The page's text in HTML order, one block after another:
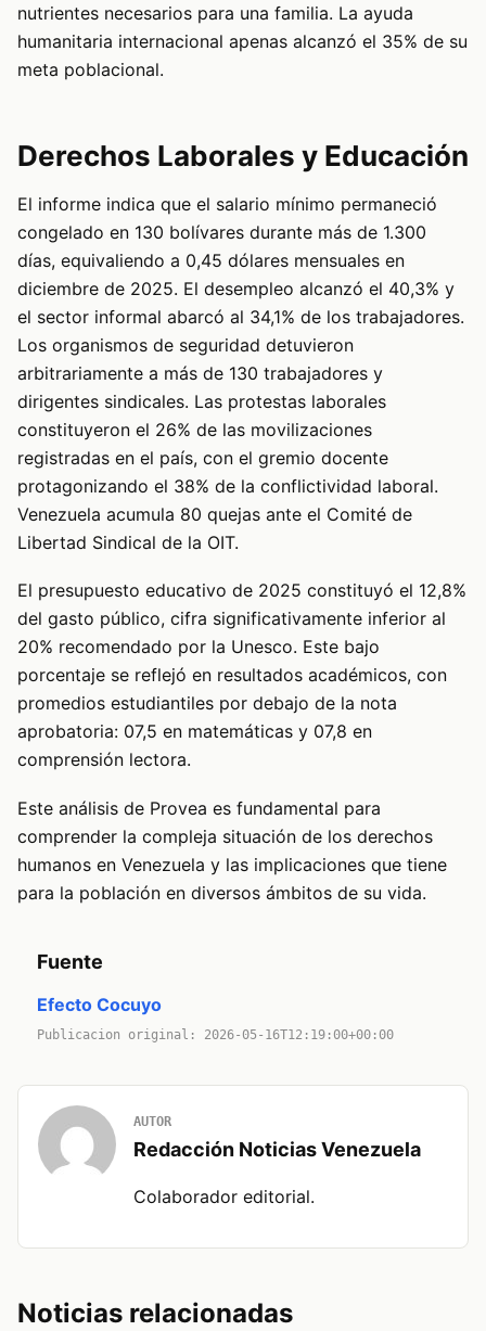
nutrientes necesarios para una familia. La ayuda
humanitaria internacional apenas alcanzó el 35% de su
meta poblacional.
Derechos Laborales y Educación
El informe indica que el salario mínimo permaneció
congelado en 130 bolívares durante más de 1.300
días, equivaliendo a 0,45 dólares mensuales en
diciembre de 2025. El desempleo alcanzó el 40,3% y
el sector informal abarcó al 34,1% de los trabajadores.
Los organismos de seguridad detuvieron
arbitrariamente a más de 130 trabajadores y
dirigentes sindicales. Las protestas laborales
constituyeron el 26% de las movilizaciones
registradas en el país, con el gremio docente
protagonizando el 38% de la conflictividad laboral.
Venezuela acumula 80 quejas ante el Comité de
Libertad Sindical de la OIT.
El presupuesto educativo de 2025 constituyó el 12,8%
del gasto público, cifra significativamente inferior al
20% recomendado por la Unesco. Este bajo
porcentaje se reflejó en resultados académicos, con
promedios estudiantiles por debajo de la nota
aprobatoria: 07,5 en matemáticas y 07,8 en
comprensión lectora.
Este análisis de Provea es fundamental para
comprender la compleja situación de los derechos
humanos en Venezuela y las implicaciones que tiene
para la población en diversos ámbitos de su vida.
Fuente
Efecto Cocuyo
Publicacion original: 2026-05-16T12:19:00+00:00
AUTOR
Redacción Noticias Venezuela
Colaborador editorial.
Noticias relacionadas